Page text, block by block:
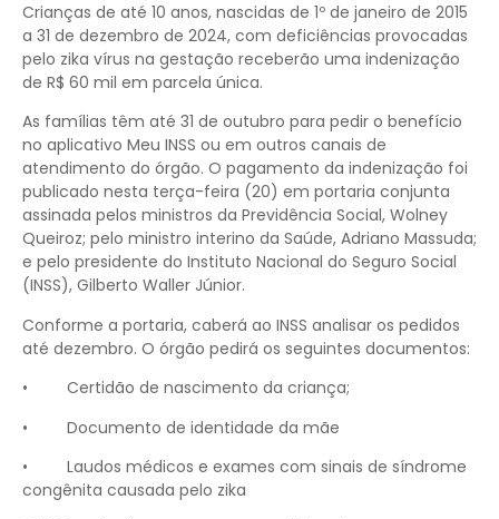
Crianças de até 10 anos, nascidas de 1º de janeiro de 2015
a 31 de dezembro de 2024, com deficiências provocadas
pelo zika vírus na gestação receberão uma indenização
de R$ 60 mil em parcela única.
As famílias têm até 31 de outubro para pedir o benefício
no aplicativo Meu INSS ou em outros canais de
atendimento do órgão. O pagamento da indenização foi
publicado nesta terça-feira (20) em portaria conjunta
assinada pelos ministros da Previdência Social, Wolney
Queiroz; pelo ministro interino da Saúde, Adriano Massuda;
e pelo presidente do Instituto Nacional do Seguro Social
(INSS), Gilberto Waller Júnior.
Conforme a portaria, caberá ao INSS analisar os pedidos
até dezembro. O órgão pedirá os seguintes documentos:
• Certidão de nascimento da criança;
• Documento de identidade da mãe
• Laudos médicos e exames com sinais de síndrome
congênita causada pelo zika